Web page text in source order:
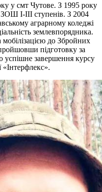
у смт Чутове. З 1995 року
І-ІІІ ступенів. З 2004
аграрному коледжі
землевпорядника.
до Збройних
підготовку за
успішне завершення курсу
«Інтерфлекс».